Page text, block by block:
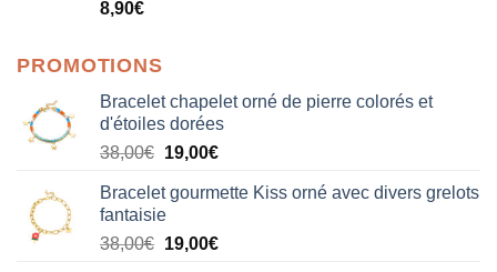
Note5.00
sur 5
8,90€
PROMOTIONS
Bracelet chapelet orné de pierre colorés et
d'étoiles dorées
38,00€ Le
initial
était :
38,00€.
19,00€Le
actuel
19,00€.
Bracelet gourmette Kiss orné avec divers grelots
fantaisie
38,00€ Le
19,00€Le